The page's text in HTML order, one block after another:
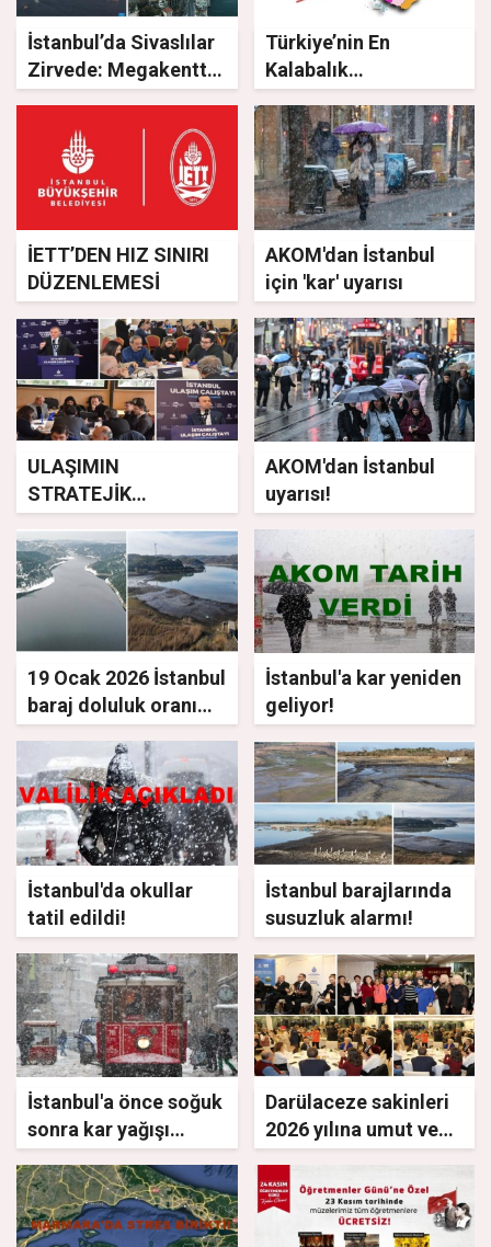
İstanbul’da Sivaslılar
Zirvede: Megakentte
Türkiye’nin En
Kalabalık
Beylikdüzü’nde
İETT’DEN HIZ SINIRI
DÜZENLEMESİ
AKOM'dan İstanbul
için 'kar' uyarısı
ULAŞIMIN
STRATEJİK
ŞEKİLLENDİ
AKOM'dan İstanbul
uyarısı!
19 Ocak 2026 İstanbul
baraj doluluk oranı
İstanbul'a kar yeniden
geliyor!
İstanbul'da okullar
tatil edildi!
İstanbul barajlarında
susuzluk alarmı!
İstanbul'a önce soğuk
sonra kar yağışı
Darülaceze sakinleri
2026 yılına umut ve
“merhaba” dedi.